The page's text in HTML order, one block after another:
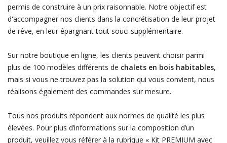
permis de construire à un prix raisonnable. Notre objectif est
d'accompagner nos clients dans la concrétisation de leur projet
de rêve, en leur épargnant tout souci supplémentaire.
Sur notre boutique en ligne, les clients peuvent choisir parmi
plus de 100 modèles différents de chalets en bois habitables,
mais si vous ne trouvez pas la solution qui vous convient, nous
réalisons également des commandes sur mesure.
Tous nos produits répondent aux normes de qualité les plus
élevées. Pour plus d’informations sur la composition d’un
produit, veuillez vous référer à la rubrique « Kit PREMIUM avec